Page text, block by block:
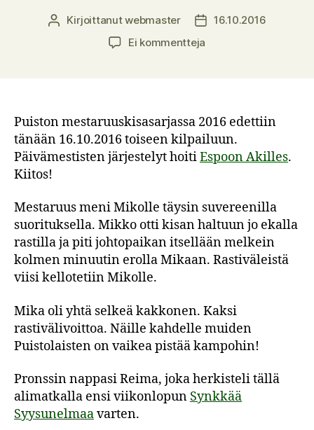
Kirjoittaja
Kirjoittanutwebmaster Julkaisupäivämäärä
16.10.2016
Ei kommentteja
Puiston mestaruuskisasarjassa 2016 edettiin
tänään 16.10.2016 toiseen kilpailuun.
Päivämestisten järjestelyt hoitiEspoon Akilles.
Kiitos!
Mestaruus meni Mikolle täysin suvereenilla
suorituksella. Mikko otti kisan haltuun jo ekalla
rastilla ja piti johtopaikan itsellään melkein
kolmen minuutin erolla Mikaan. Rastiväleistä
viisi kellotetiin Mikolle.
Mika oli yhtä selkeä kakkonen. Kaksi
rastivälivoittoa. Näille kahdelle muiden
Puistolaisten on vaikea pistää kampohin!
Pronssin nappasi Reima, joka herkisteli tällä
alimatkalla ensi viikonlopun Synkkää
Syysunelmaavarten.